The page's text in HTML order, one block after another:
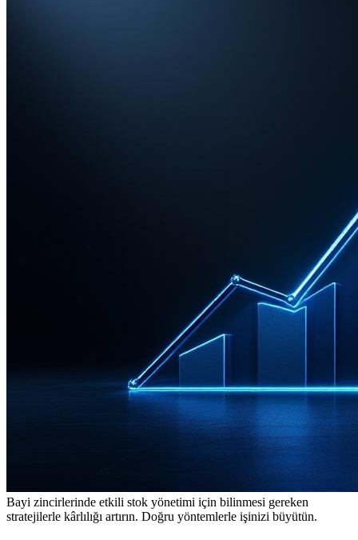
Bayi zincirlerinde etkili stok yönetimi için bilinmesi gereken
stratejilerle kârlılığı artırın. Doğru yöntemlerle işinizi büyütün.